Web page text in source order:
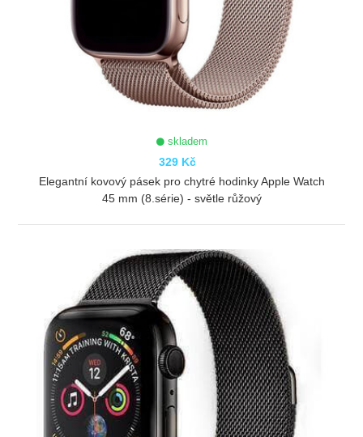
skladem
329 Kč
ZOBRAZIT
Elegantní kovový pásek pro chytré hodinky Apple Watch
45 mm (8.série) - světle růžový